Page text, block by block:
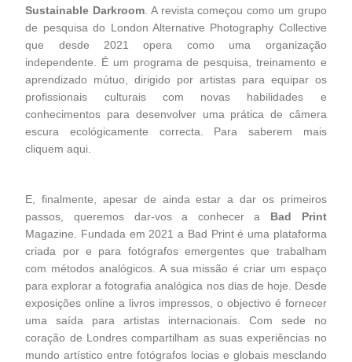
Sustainable Darkroom . A revista começou como um grupo
de pesquisa do London Alternative Photography Collective
que desde 2021 opera como uma organização
independente. É um programa de pesquisa, treinamento e
aprendizado mútuo, dirigido por artistas para equipar os
profissionais culturais com novas habilidades e
conhecimentos para desenvolver uma prática de câmera
escura ecológicamente correcta. Para saberem mais
cliquem aqui
E, finalmente, apesar de ainda estar a dar os primeiros
passos, queremos dar-vos a conhecer a Bad Print
Magazine. Fundada em 2021 a Bad Print é uma plataforma
criada por e para fotógrafos emergentes que trabalham
com métodos analógicos. A sua missão é criar um espaço
para explorar a fotografia analógica nos dias de hoje. Desde
exposições online a livros impressos, o objectivo é fornecer
uma saída para artistas internacionais. Com sede no
coração de Londres compartilham as suas experiências no
mundo artístico entre fotógrafos locias e globais mesclando